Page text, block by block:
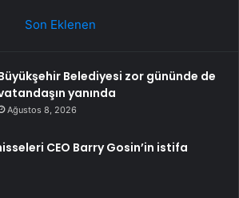
Son Eklenen
Belediyesi zor gününde de
yanında
Ağustos 8, 2026
CEO Barry Gosin’in istifa